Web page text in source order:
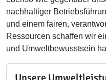
nachhaltiger
und einem fairen,
Ressourcen schaffen wir
und Umweltbewusstsein